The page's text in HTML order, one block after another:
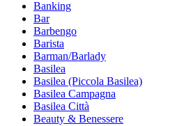
Banking
Bar
Barbengo
Barista
Barman/Barlady
Basilea
Basilea (Piccola Basilea)
Basilea Campagna
Basilea Città
Beauty & Benessere